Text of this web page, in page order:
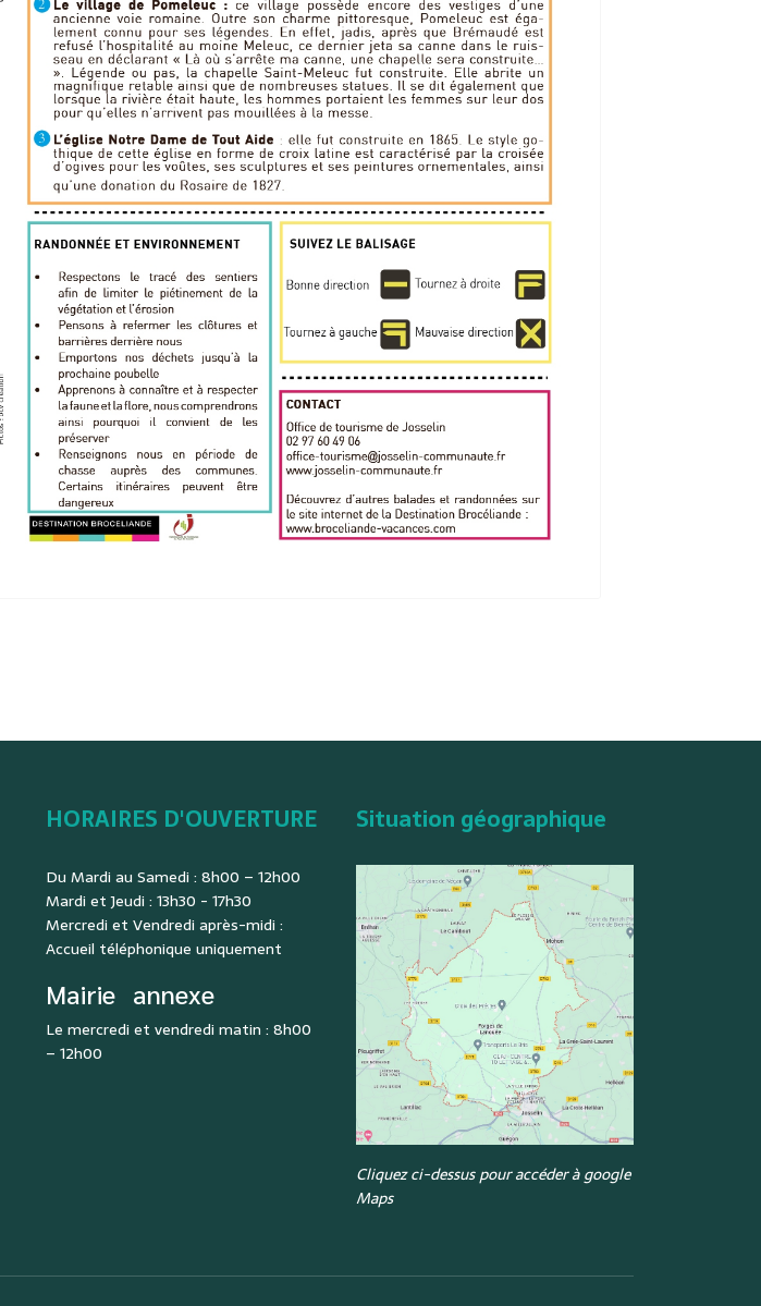
HORAIRES D'OUVERTURE
Du Mardi au Samedi : 8h00 – 12h00
Mardi et Jeudi : 13h30 - 17h30
Mercredi et Vendredi après-midi :
Accueil téléphonique uniquement
Mairie annexe
Le mercredi et vendredi matin : 8h00
– 12h00
Situation géographique
Cliquez ci-dessus pour accéder à google
Maps